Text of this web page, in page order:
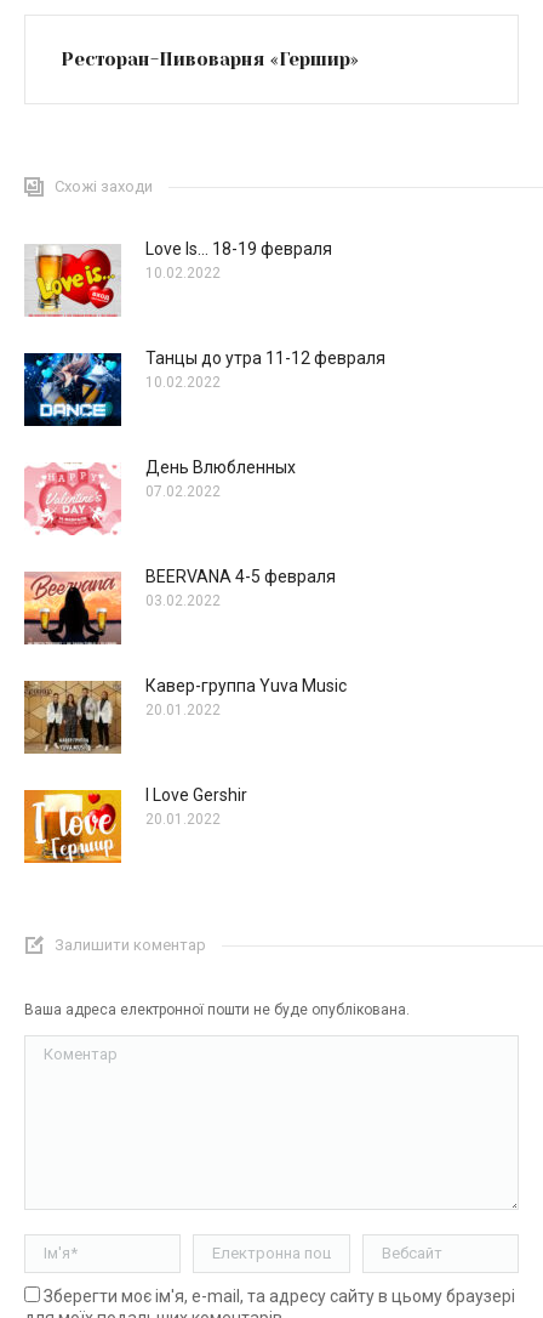
Ресторан-Пивоварня «Гершир»
Схожі заходи
Love Is… 18-19 февраля
10.02.2022
Танцы до утра 11-12 февраля
10.02.2022
День Влюбленных
07.02.2022
BEERVANA 4-5 февраля
03.02.2022
Кавер-группа Yuva Music
20.01.2022
I Love Gershir
20.01.2022
Залишити коментар
Ваша адреса електронної пошти не буде опублікована.
Коментар
Ім'я * Електронна пошта * Вебсайт
Зберегти моє ім'я, e-mail, та адресу сайту в цьому браузері